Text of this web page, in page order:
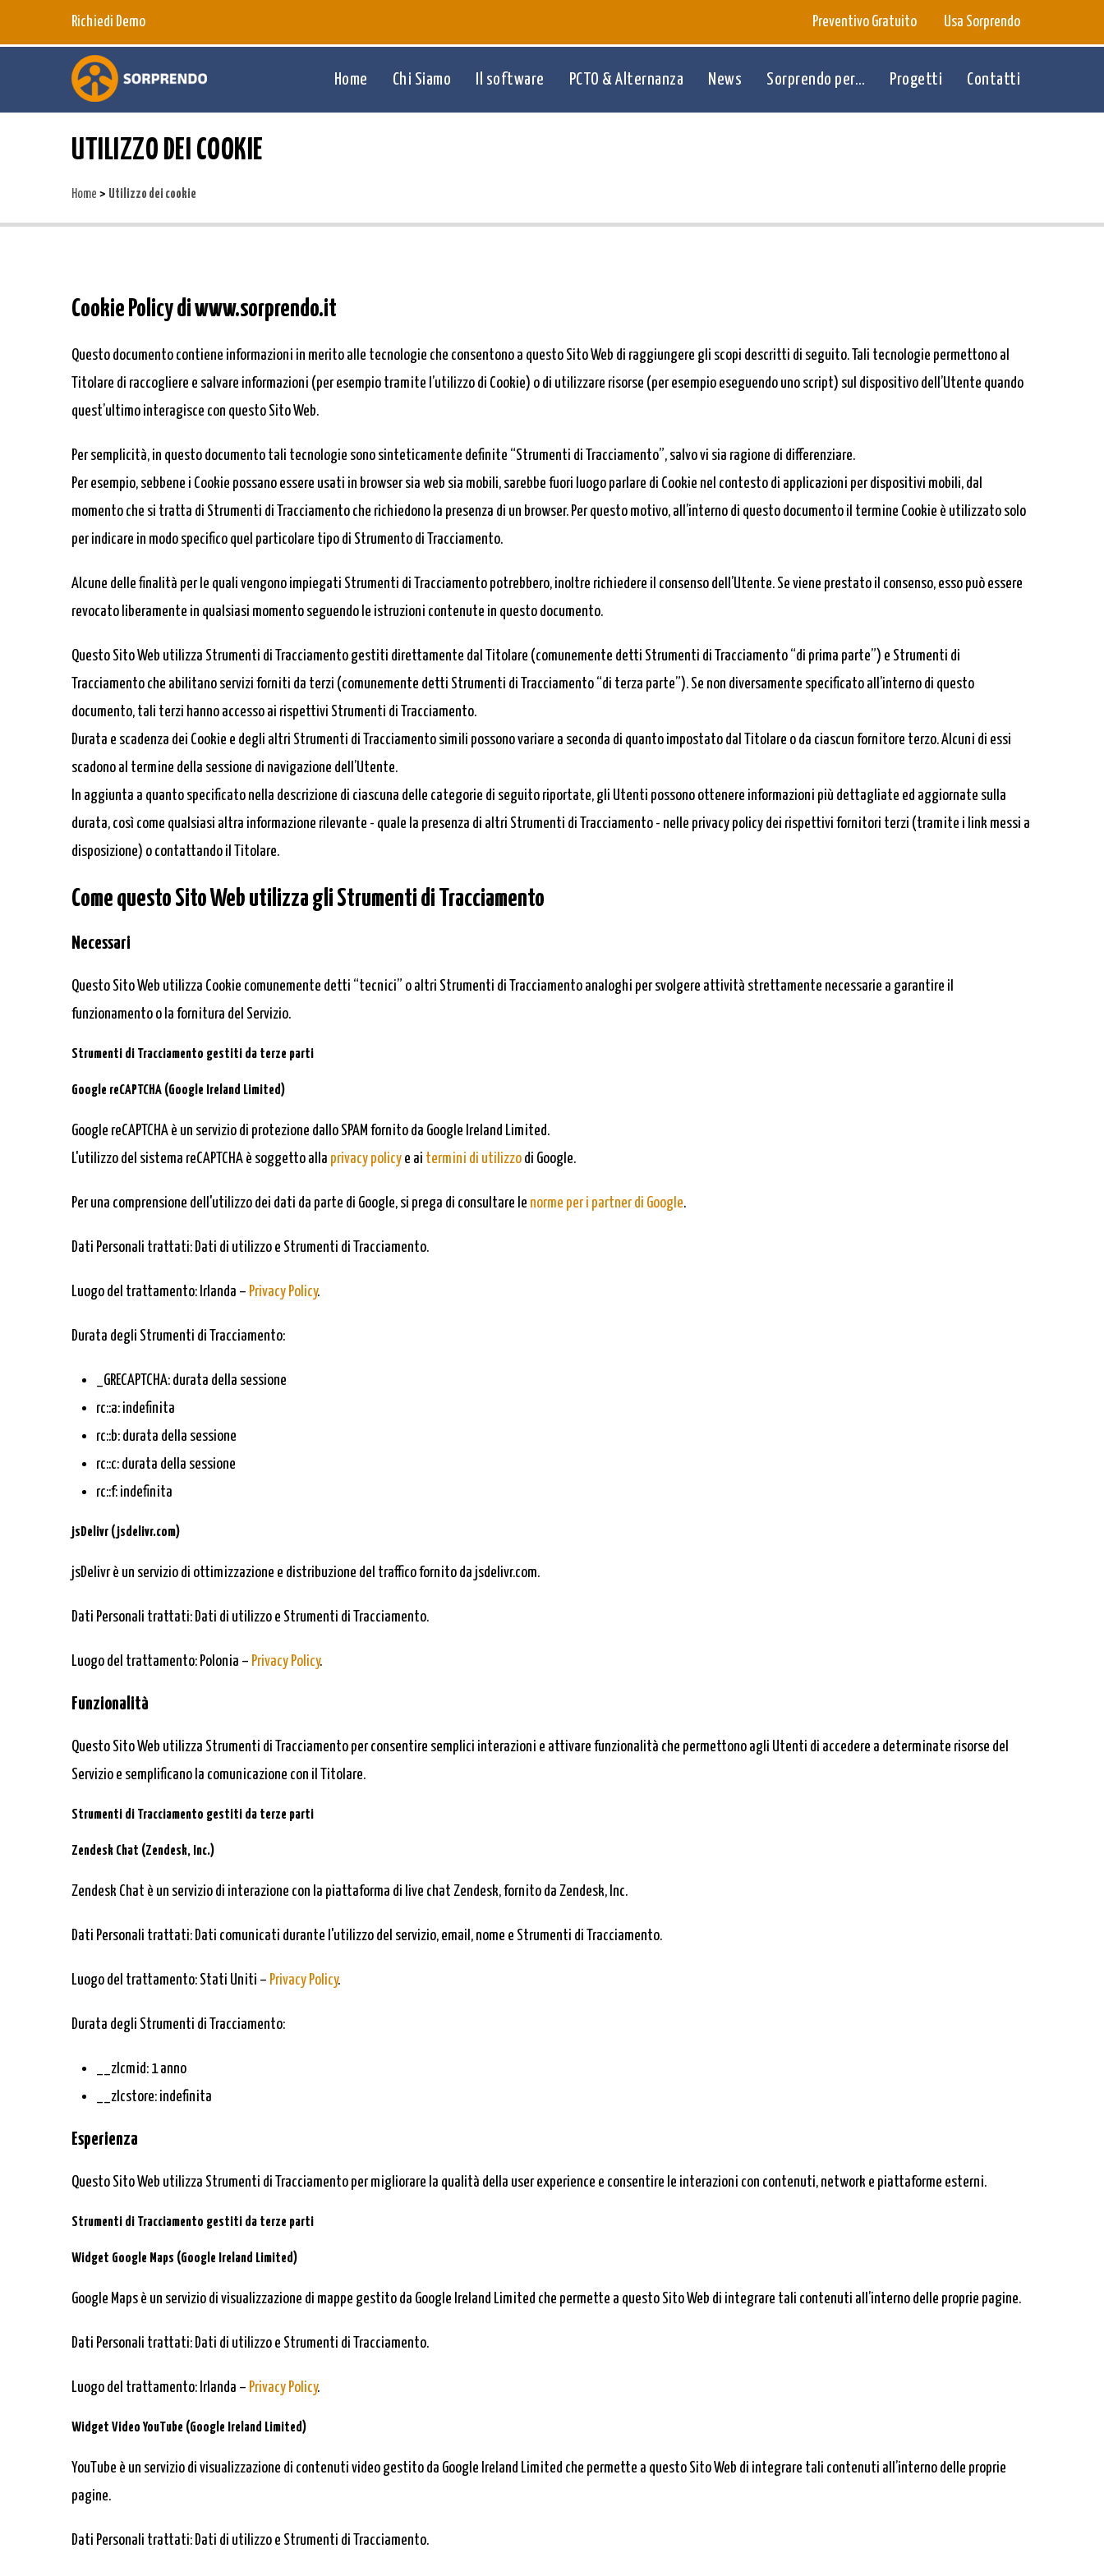
Richiedi Demo Preventivo Gratuito Usa Sorprendo
Home Chi Siamo Il software PCTO & Alternanza News Sorprendo per… Progetti Contatti
UTILIZZO DEI COOKIE
Home > Utilizzo dei cookie
Cookie Policy di www.sorprendo.it
Questo documento contiene informazioni in merito alle tecnologie che consentono a questo Sito Web di raggiungere gli scopi descritti di seguito. Tali tecnologie permettono al
Titolare di raccogliere e salvare informazioni (per esempio tramite l’utilizzo di Cookie) o di utilizzare risorse (per esempio eseguendo uno script) sul dispositivo dell’Utente quando
quest’ultimo interagisce con questo Sito Web.
Per semplicità, in questo documento tali tecnologie sono sinteticamente definite “Strumenti di Tracciamento”, salvo vi sia ragione di differenziare.
Per esempio, sebbene i Cookie possano essere usati in browser sia web sia mobili, sarebbe fuori luogo parlare di Cookie nel contesto di applicazioni per dispositivi mobili, dal
momento che si tratta di Strumenti di Tracciamento che richiedono la presenza di un browser. Per questo motivo, all’interno di questo documento il termine Cookie è utilizzato solo
per indicare in modo specifico quel particolare tipo di Strumento di Tracciamento.
Alcune delle finalità per le quali vengono impiegati Strumenti di Tracciamento potrebbero, inoltre richiedere il consenso dell’Utente. Se viene prestato il consenso, esso può essere
revocato liberamente in qualsiasi momento seguendo le istruzioni contenute in questo documento.
Questo Sito Web utilizza Strumenti di Tracciamento gestiti direttamente dal Titolare (comunemente detti Strumenti di Tracciamento “di prima parte”) e Strumenti di
Tracciamento che abilitano servizi forniti da terzi (comunemente detti Strumenti di Tracciamento “di terza parte”). Se non diversamente specificato all’interno di questo
documento, tali terzi hanno accesso ai rispettivi Strumenti di Tracciamento.
Durata e scadenza dei Cookie e degli altri Strumenti di Tracciamento simili possono variare a seconda di quanto impostato dal Titolare o da ciascun fornitore terzo. Alcuni di essi
scadono al termine della sessione di navigazione dell’Utente.
In aggiunta a quanto specificato nella descrizione di ciascuna delle categorie di seguito riportate, gli Utenti possono ottenere informazioni più dettagliate ed aggiornate sulla
durata, così come qualsiasi altra informazione rilevante - quale la presenza di altri Strumenti di Tracciamento - nelle privacy policy dei rispettivi fornitori terzi (tramite i link messi a
disposizione) o contattando il Titolare.
Come questo Sito Web utilizza gli Strumenti di Tracciamento
Necessari
Questo Sito Web utilizza Cookie comunemente detti “tecnici” o altri Strumenti di Tracciamento analoghi per svolgere attività strettamente necessarie a garantire il
funzionamento o la fornitura del Servizio.
Strumenti di Tracciamento gestiti da terze parti
Google reCAPTCHA (Google Ireland Limited)
Google reCAPTCHA è un servizio di protezione dallo SPAM fornito da Google Ireland Limited.
L'utilizzo del sistema reCAPTCHA è soggetto alla privacy policy e ai termini di utilizzo di Google.
Per una comprensione dell'utilizzo dei dati da parte di Google, si prega di consultare le norme per i partner di Google.
Dati Personali trattati: Dati di utilizzo e Strumenti di Tracciamento.
Luogo del trattamento: Irlanda – Privacy Policy.
Durata degli Strumenti di Tracciamento:
_GRECAPTCHA: durata della sessione
rc::a: indefinita
rc::b: durata della sessione
rc::c: durata della sessione
rc::f: indefinita
jsDelivr (jsdelivr.com)
jsDelivr è un servizio di ottimizzazione e distribuzione del traffico fornito da jsdelivr.com.
Dati Personali trattati: Dati di utilizzo e Strumenti di Tracciamento.
Luogo del trattamento: Polonia – Privacy Policy.
Funzionalità
Questo Sito Web utilizza Strumenti di Tracciamento per consentire semplici interazioni e attivare funzionalità che permettono agli Utenti di accedere a determinate risorse del
Servizio e semplificano la comunicazione con il Titolare.
Strumenti di Tracciamento gestiti da terze parti
Zendesk Chat (Zendesk, Inc.)
Zendesk Chat è un servizio di interazione con la piattaforma di live chat Zendesk, fornito da Zendesk, Inc.
Dati Personali trattati: Dati comunicati durante l'utilizzo del servizio, email, nome e Strumenti di Tracciamento.
Luogo del trattamento: Stati Uniti – Privacy Policy.
Durata degli Strumenti di Tracciamento:
__zlcmid: 1 anno
__zlcstore: indefinita
Esperienza
Questo Sito Web utilizza Strumenti di Tracciamento per migliorare la qualità della user experience e consentire le interazioni con contenuti, network e piattaforme esterni.
Strumenti di Tracciamento gestiti da terze parti
Widget Google Maps (Google Ireland Limited)
Google Maps è un servizio di visualizzazione di mappe gestito da Google Ireland Limited che permette a questo Sito Web di integrare tali contenuti all’interno delle proprie pagine.
Dati Personali trattati: Dati di utilizzo e Strumenti di Tracciamento.
Luogo del trattamento: Irlanda – Privacy Policy.
Widget Video YouTube (Google Ireland Limited)
YouTube è un servizio di visualizzazione di contenuti video gestito da Google Ireland Limited che permette a questo Sito Web di integrare tali contenuti all’interno delle proprie
pagine.
Dati Personali trattati: Dati di utilizzo e Strumenti di Tracciamento.